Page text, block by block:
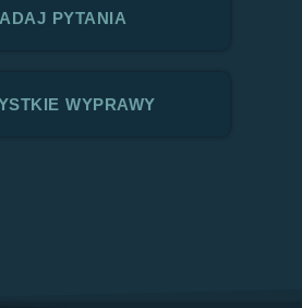
PYTANIA
WYPRAWY